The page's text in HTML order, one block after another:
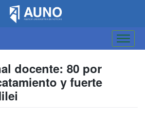
docente: 80 por
y fuerte